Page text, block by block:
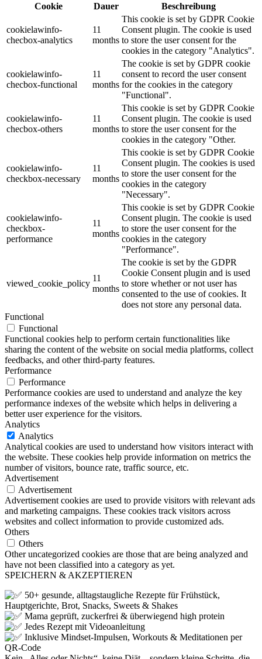
Cookie
Dauer Beschreibung
cookielawinfo-
checbox-analytics
11
months
This cookie is set by GDPR Cookie
Consent plugin. The cookie is used
to store the user consent for the
cookies in the category "Analytics".
cookielawinfo-
checbox-functional
11
months
The cookie is set by GDPR cookie
consent to record the user consent
for the cookies in the category
"Functional".
cookielawinfo-
checbox-others
11
months
This cookie is set by GDPR Cookie
Consent plugin. The cookie is used
to store the user consent for the
cookies in the category "Other.
cookielawinfo-
checkbox-necessary
11
months
This cookie is set by GDPR Cookie
Consent plugin. The cookies is used
to store the user consent for the
cookies in the category
"Necessary".
cookielawinfo-
checkbox-
performance
11
months
This cookie is set by GDPR Cookie
Consent plugin. The cookie is used
to store the user consent for the
cookies in the category
"Performance".
viewed_cookie_policy
11
months
The cookie is set by the GDPR
Cookie Consent plugin and is used
to store whether or not user has
consented to the use of cookies. It
does not store any personal data.
Functional
Functional
Functional cookies help to perform certain functionalities like
sharing the content of the website on social media platforms, collect
feedbacks, and other third-party features.
Performance
Performance
Performance cookies are used to understand and analyze the key
performance indexes of the website which helps in delivering a
better user experience for the visitors.
Analytics
Analytics
Analytical cookies are used to understand how visitors interact with
the website. These cookies help provide information on metrics the
number of visitors, bounce rate, traffic source, etc.
Advertisement
Advertisement
Advertisement cookies are used to provide visitors with relevant ads
and marketing campaigns. These cookies track visitors across
websites and collect information to provide customized ads.
Others
Others
Other uncategorized cookies are those that are being analyzed and
have not been classified into a category as yet.
SPEICHERN & AKZEPTIEREN
50+ gesunde, alltagstaugliche Rezepte für Frühstück,
Hauptgerichte, Brot, Snacks, Sweets & Shakes
Mama geprüft, zuckerfrei & überwiegend high protein
Jedes Rezept mit Videoanleitung
Inklusive Mindset-Impulsen, Workouts & Meditationen per
QR-Code